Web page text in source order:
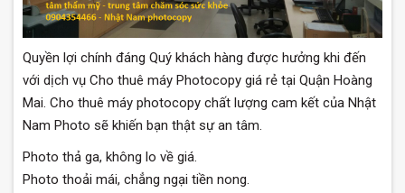
Quyền lợi chính đáng Quý khách hàng được hưởng khi đến
với dịch vụ Cho thuê máy Photocopy giá rẻ tại Quận Hoàng
Mai. Cho thuê máy photocopy chất lượng cam kết của Nhật
Nam Photo sẽ khiến bạn thật sự an tâm.
Photo thả ga, không lo về giá.
Photo thoải mái, chẳng ngại tiền nong.